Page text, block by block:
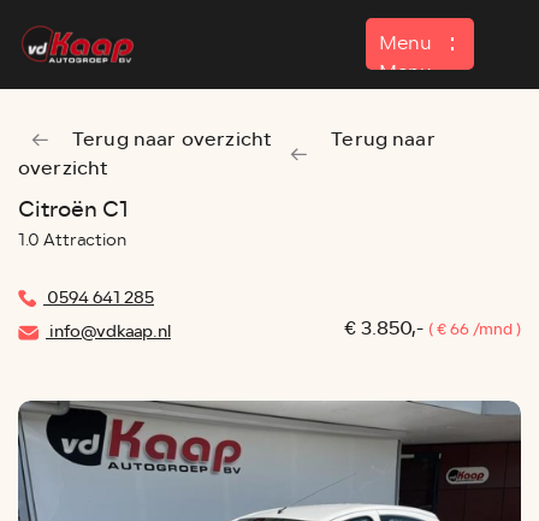
Menu
Menu
Home
Aanbod
Contact
Terug naar overzicht
Terug naar
overzicht
Citroën C1
1.0 Attraction
0594 641 285
info@vdkaap.nl
€ 3.850,- ( € 66 /mnd )